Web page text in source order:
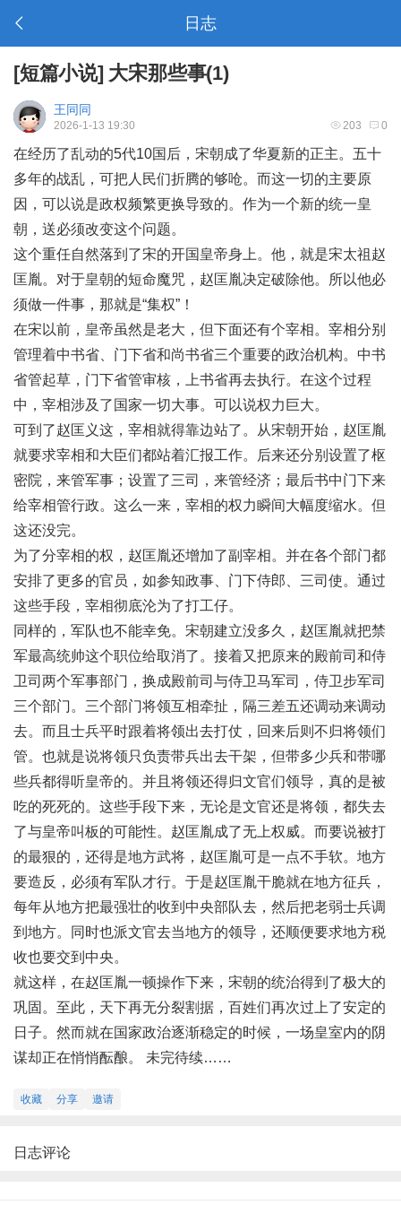
日志
[短篇小说] 大宋那些事(1)
王同同
203 0
2026-1-13 19:30
在经历了乱动的5代10国后，宋朝成了华夏新的正主。五十
多年的战乱，可把人民们折腾的够呛。而这一切的主要原
因，可以说是政权频繁更换导致的。作为一个新的统一皇
朝，送必须改变这个问题。
这个重任自然落到了宋的开国皇帝身上。他，就是宋太祖赵
匡胤。对于皇朝的短命魔咒，赵匡胤决定破除他。所以他必
须做一件事，那就是“集权”！
在宋以前，皇帝虽然是老大，但下面还有个宰相。宰相分别
管理着中书省、门下省和尚书省三个重要的政治机构。中书
省管起草，门下省管审核，上书省再去执行。在这个过程
中，宰相涉及了国家一切大事。可以说权力巨大。
可到了赵匡义这，宰相就得靠边站了。从宋朝开始，赵匡胤
就要求宰相和大臣们都站着汇报工作。后来还分别设置了枢
密院，来管军事；设置了三司，来管经济；最后书中门下来
给宰相管行政。这么一来，宰相的权力瞬间大幅度缩水。但
这还没完。
为了分宰相的权，赵匡胤还增加了副宰相。并在各个部门都
安排了更多的官员，如参知政事、门下侍郎、三司使。通过
这些手段，宰相彻底沦为了打工仔。
同样的，军队也不能幸免。宋朝建立没多久，赵匡胤就把禁
军最高统帅这个职位给取消了。接着又把原来的殿前司和侍
卫司两个军事部门，换成殿前司与侍卫马军司，侍卫步军司
三个部门。三个部门将领互相牵扯，隔三差五还调动来调动
去。而且士兵平时跟着将领出去打仗，回来后则不归将领们
管。也就是说将领只负责带兵出去干架，但带多少兵和带哪
些兵都得听皇帝的。并且将领还得归文官们领导，真的是被
吃的死死的。这些手段下来，无论是文官还是将领，都失去
了与皇帝叫板的可能性。赵匡胤成了无上权威。而要说被打
的最狠的，还得是地方武将，赵匡胤可是一点不手软。地方
要造反，必须有军队才行。于是赵匡胤干脆就在地方征兵，
每年从地方把最强壮的收到中央部队去，然后把老弱士兵调
到地方。同时也派文官去当地方的领导，还顺便要求地方税
收也要交到中央。
就这样，在赵匡胤一顿操作下来，宋朝的统治得到了极大的
巩固。至此，天下再无分裂割据，百姓们再次过上了安定的
日子。然而就在国家政治逐渐稳定的时候，一场皇室内的阴
谋却正在悄悄酝酿。 未完待续……
收藏 分享 邀请
日志评论